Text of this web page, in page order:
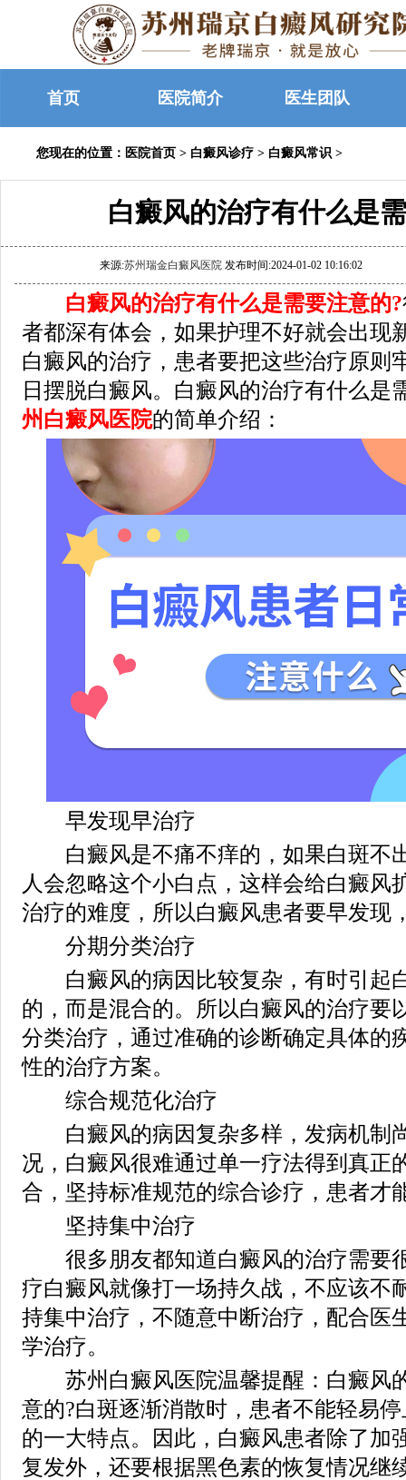
首页 医院简介 医生团队
您现在的位置： 医院首页 > 白癜风诊疗 > 白癜风常识 >
白癜风的治疗有什么是
来源:苏州瑞金白癜风医院 发布时间:2024-01-02 10:16:02
白癜风的治疗有什么是需要注意的?
者都深有体会，如果护理不好就会出现
白癜风的治疗，患者要把这些治疗原则
日摆脱白癜风。白癜风的治疗有什么是
州白癜风医院的简单介绍：
早发现早治疗
白癜风是不痛不痒的，如果白斑不
人会忽略这个小白点，这样会给白癜风
治疗的难度，所以白癜风患者要早发现
分期分类治疗
白癜风的病因比较复杂，有时引起
的，而是混合的。所以白癜风的治疗要
分类治疗，通过准确的诊断确定具体的
性的治疗方案。
综合规范化治疗
白癜风的病因复杂多样，发病机制
况，白癜风很难通过单一疗法得到真正
合，坚持标准规范的综合诊疗，患者才
坚持集中治疗
很多朋友都知道白癜风的治疗需要
疗白癜风就像打一场持久战，不应该不
持集中治疗，不随意中断治疗，配合医
学治疗。
苏州白癜风医院温馨提醒：白癜风
意的?白斑逐渐消散时，患者不能轻易
的一大特点。因此，白癜风患者除了加
复发外，还要根据黑色素的恢复情况继